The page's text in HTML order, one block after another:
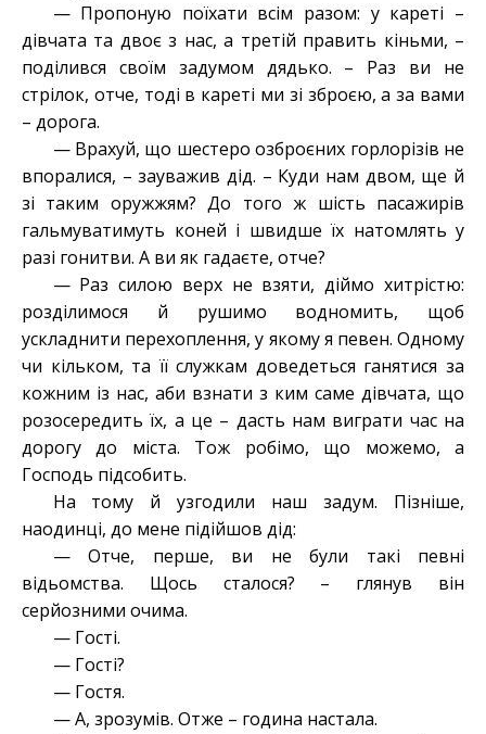
— Пропоную поїхати всім разом: у кареті –
дівчата та двоє з нас, а третій править кіньми, –
поділився своїм задумом дядько. – Раз ви не
стрілок, отче, тоді в кареті ми зі зброєю, а за вами
– дорога.
— Врахуй, що шестеро озброєних горлорізів не
впоралися, – зауважив дід. – Куди нам двом, ще й
зі таким оружжям? До того ж шість пасажирів
гальмуватимуть коней і швидше їх натомлять у
разі гонитви. А ви як гадаєте, отче?
— Раз силою верх не взяти, діймо хитрістю:
розділимося й рушимо водномить, щоб
ускладнити перехоплення, у якому я певен. Одному
чи кільком, та її служкам доведеться ганятися за
кожним із нас, аби взнати з ким саме дівчата, що
розосередить їх, а це – дасть нам виграти час на
дорогу до міста. Тож робімо, що можемо, а
Господь підсобить.
На тому й узгодили наш задум. Пізніше,
наодинці, до мене підійшов дід:
— Отче, перше, ви не були такі певні
відьомства. Щось сталося? – глянув він
серйозними очима.
— Гості.
— Гості?
— Гостя.
— А, зрозумів. Отже – година настала.